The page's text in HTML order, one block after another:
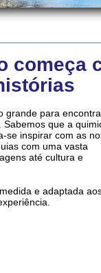
começa
grande para
que a
se inspirar com as
com uma vasta
até cultura e
e adaptada